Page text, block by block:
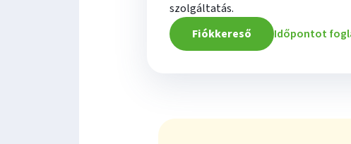
szolgáltatás.
Fiókkereső
Időpontot